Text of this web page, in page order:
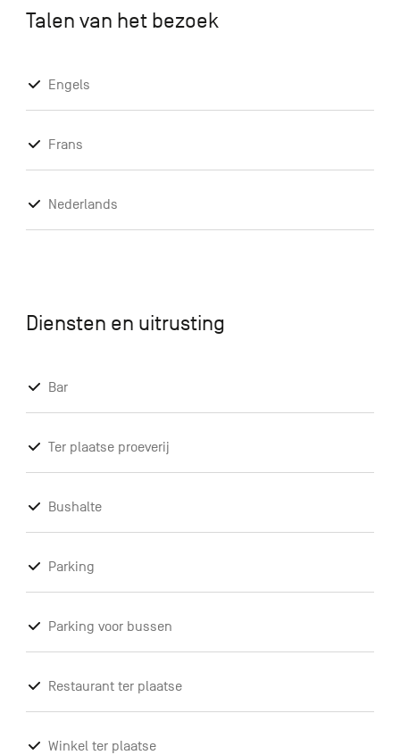
Talen van het bezoek
Engels
Frans
Nederlands
Diensten en uitrusting
Bar
Ter plaatse proeverij
Bushalte
Parking
Parking voor bussen
Restaurant ter plaatse
Winkel ter plaatse